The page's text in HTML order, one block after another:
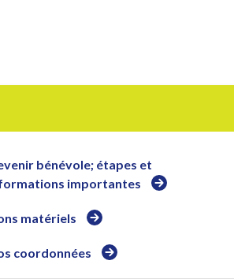
bénévole; étapes et
importantes
matériels
coordonnées